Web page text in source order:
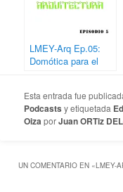
LMEY-Arq Ep.05:
Domótica para el
Esta entrada fue
Podcasts y etiquetada
OizaporJuan ORTiz
UN COMENTARIO EN «LMEY-